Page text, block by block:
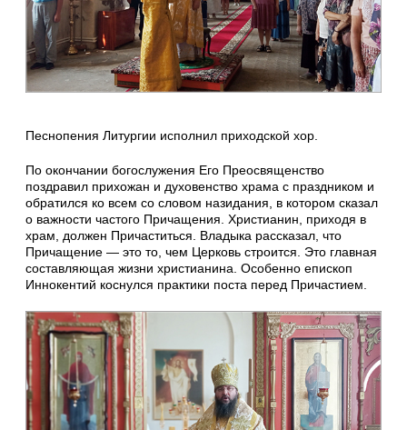
Песнопения Литургии исполнил приходской хор.
По окончании богослужения Его Преосвященство
поздравил прихожан и духовенство храма с праздником и
обратился ко всем со словом назидания, в котором сказал
о важности частого Причащения. Христианин, приходя в
храм, должен Причаститься. Владыка рассказал, что
Причащение — это то, чем Церковь строится. Это главная
составляющая жизни христианина. Особенно епископ
Иннокентий коснулся практики поста перед Причастием.